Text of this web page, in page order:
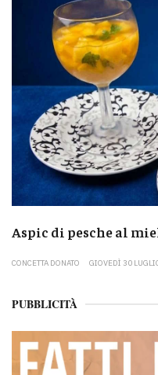
Aspic di pesche al
CONCETTA DONATO GIOVEDÌ 30
PUBBLICITÀ